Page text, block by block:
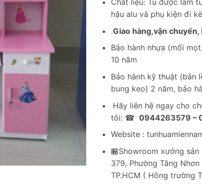
Chất liệu: Tủ được làm
hậu alu và phụ kiện đi
.Giao hàng,vận
Bảo hành nhựa (mối
10 năm
Bảo hành kỹ thuật (bản
bung keo) 2 năm, bảo
Hãy liên hệ ngay cho
tôi: ☎ 0944263579 –
Website :
🏪Showroom xưởng
379, Phường Tăng Nhơn
TP.HCM ( Hông trường